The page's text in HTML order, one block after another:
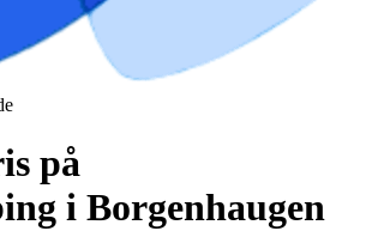
på
i Borgenhaugen